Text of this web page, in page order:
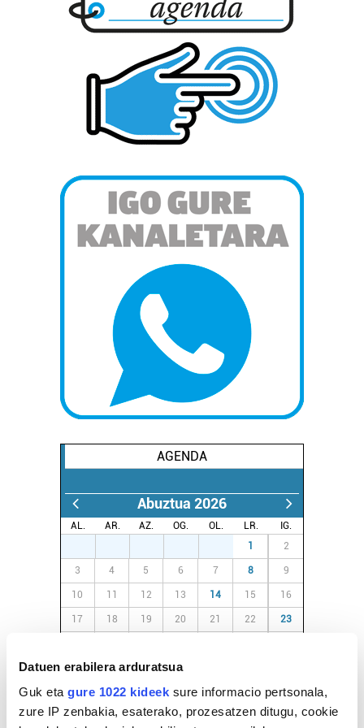
Datuen erabilera arduratsua
Guk eta gure 1022 kideek sure informacio pertsonala,
zure IP zenbakia, esaterako, prozesatzen ditugu, cookie
AGENDA
Abuztua 2026
AL. AR. AZ. OG. OL. LR.
IG.
1 2
3 4 5 6 7 8 9
10 11 12 13 14 15 16
17 18 19 20 21 22 23
31 1 2
EGURALDIA